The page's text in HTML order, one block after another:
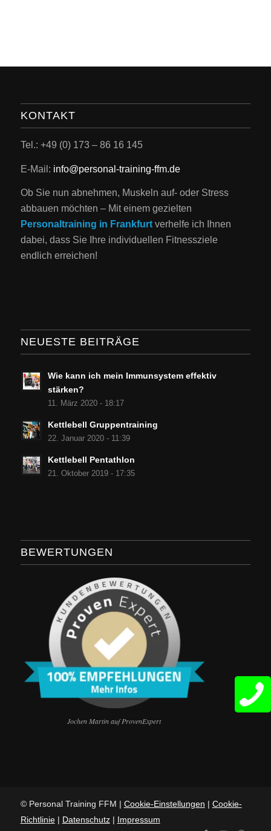
KONTAKT
Tel.: +49 (0) 173 – 86 16 145
E-Mail: info@personal-training-ffm.de
Ob Sie nun abnehmen, Muskeln auf- oder Stress
abbauen möchten – Mit einem gezielten
Personaltraining in Frankfurtverhelfe ich Ihnen
dabei, dass Sie Ihre individuellen Fitnessziele
endlich erreichen!
NEUESTE BEITRÄGE
Wie kann ich mein Immunsystem effektiv
stärken?
11. März 2020 - 18:17
Kettlebell Gruppentraining
22. Januar 2020 - 11:39
Kettlebell Pentathlon
21. Oktober 2019 - 17:35
BEWERTUNGEN
Jochen Martin auf ProvenExpert
© Personal Training FFM | Cookie-Einstellungen | Cookie-
Richtlinie| Datenschutz| Impressum